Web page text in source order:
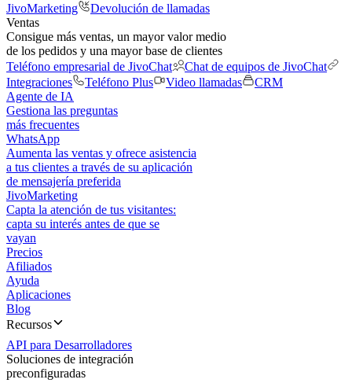
JivoMarketing
Devolución de llamadas
Ventas
Consigue más ventas, un mayor valor medio
de los pedidos y una mayor base de clientes
Teléfono empresarial de JivoChat
Chat de equipos de JivoChat
Integraciones
Teléfono Plus Video llamadas
CRM
Agente de IA
Gestiona las preguntas
más frecuentes
WhatsApp
Aumenta las ventas y ofrece asistencia
a tus clientes a través de su aplicación
de mensajería preferida
JivoMarketing
Capta la atención de tus visitantes:
capta su interés antes de que se
vayan
Precios
Afiliados
Ayuda
Aplicaciones
Blog
Recursos
API para Desarrolladores
Soluciones de integración
preconfiguradas